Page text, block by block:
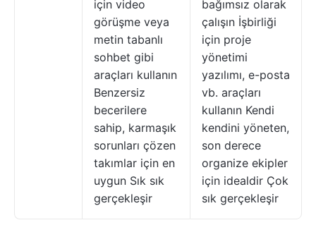
için video
görüşme veya
metin tabanlı
sohbet gibi
araçları kullanın
Benzersiz
becerilere
sahip, karmaşık
sorunları çözen
takımlar için en
uygun Sık sık
gerçekleşir
bağımsız olarak
çalışın İşbirliği
için proje
yönetimi
yazılımı, e-posta
vb. araçları
kullanın Kendi
kendini yöneten,
son derece
organize ekipler
için idealdir Çok
sık gerçekleşir